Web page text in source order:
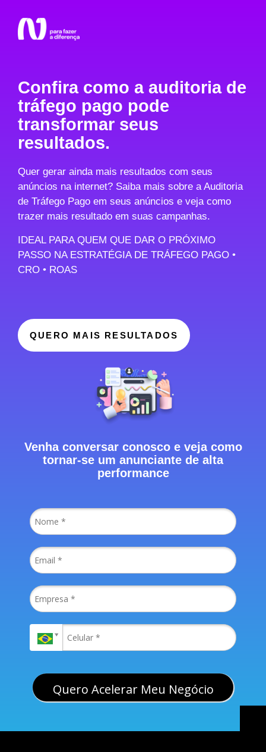
Confira como a auditoria de
tráfego pago pode
transformar seus
resultados.
Quer gerar ainda mais resultados com seus
anúncios na internet? Saiba mais sobre a Auditoria
de Tráfego Pago em seus anúncios e veja como
trazer mais resultado em suas campanhas.
IDEAL PARA QUEM QUE DAR O PRÓXIMO
PASSO NA ESTRATÉGIA DE TRÁFEGO PAGO •
CRO • ROAS
QUERO MAIS RESULTADOS
Venha conversar conosco e veja como
tornar-se um anunciante de alta
performance
Quero Acelerar Meu Negócio